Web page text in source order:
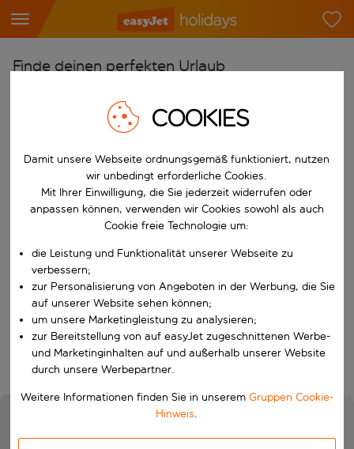
Finde deinen perfekten Urlaub
Flughafen wählen
Beginne mit der Eingabe für die automatische
Reiseziel wählen
Nach
Wähle ein Ab- und Rückflugdatum aus.
Reisezeitraum wählen
Wann
Wer
Suchen
COOKIES
Damit unsere Webseite ordnungsgemäß funktioniert, nutzen
wir unbedingt erforderliche Cookies.
Mit Ihrer Einwilligung, die Sie jederzeit widerrufen oder
anpassen können, verwenden wir Cookies sowohl als auch
Cookie freie Technologie um:
die Leistung und Funktionalität unserer Webseite zu
verbessern;
zur Personalisierung von Angeboten in der Werbung, die Sie
auf unserer Website sehen können;
um unsere Marketingleistung zu analysieren;
zur Bereitstellung von auf easyJet zugeschnittenen Werbe-
und Marketinginhalten auf und außerhalb unserer Website
durch unsere Werbepartner.
Weitere Informationen finden Sie in unserem Gruppen Cookie-
Hinweis.